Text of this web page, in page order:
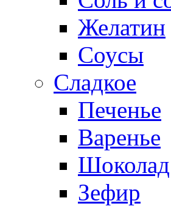
Желатин
Соусы
Сладкое
Печенье
Варенье
Шоколад
Зефир